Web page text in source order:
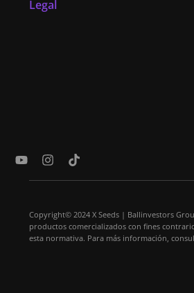
Legal
Y
I
s
a
g
r
T
k
o
k
Copyright© 2024 X Seeds | Ballinvestors
productos comercializados con fines
esta normativa. Para más información,